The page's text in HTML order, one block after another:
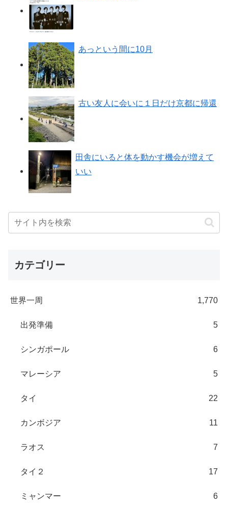
あっという間に10月
古い友人に会いに１日だけ京都に帰還
田舎にいると体を動かす機会が増えて
いい
カテゴリー
世界一周 1,770
出発準備 5
シンガポール 6
マレーシア 5
タイ 22
カンボジア 11
ラオス 7
タイ２ 17
ミャンマー 6